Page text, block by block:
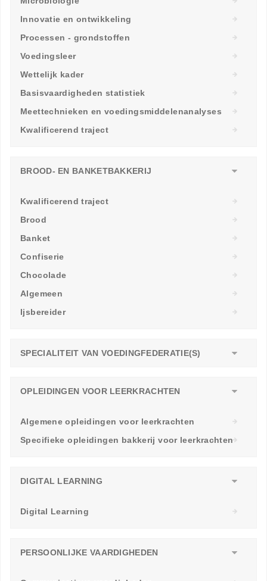
Innovatie en ontwikkeling
Processen - grondstoffen
Voedingsleer
Wettelijk kader
Basisvaardigheden statistiek
Meettechnieken en voedingsmiddelenanalyses
Kwalificerend traject
BROOD- EN BANKETBAKKERIJ
Kwalificerend traject
Brood
Banket
Confiserie
Chocolade
Algemeen
Ijsbereider
SPECIALITEIT VAN VOEDINGFEDERATIE(S)
OPLEIDINGEN VOOR LEERKRACHTEN
Algemene opleidingen voor leerkrachten
Specifieke opleidingen bakkerij voor leerkrachten
DIGITAL LEARNING
Digital Learning
PERSOONLIJKE VAARDIGHEDEN